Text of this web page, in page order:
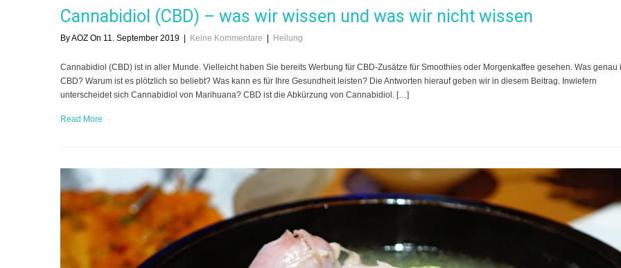
Cannabidiol (CBD) – was wir wissen und was wir nicht wissen
By AOZ On 11. September 2019 Keine Kommentare Heilung
Cannabidiol (CBD) ist in aller Munde. Vielleicht haben Sie bereits Werbung für CBD-Zusätze für Smoothies oder Morgenkaffee gesehen. Was genau
CBD? Warum ist es plötzlich so beliebt? Was kann es für Ihre Gesundheit leisten? Die Antworten hierauf geben wir in diesem Beitrag. Inwiefern
unterscheidet sich Cannabidiol von Marihuana? CBD ist die Abkürzung von Cannabidiol. […]
Read More